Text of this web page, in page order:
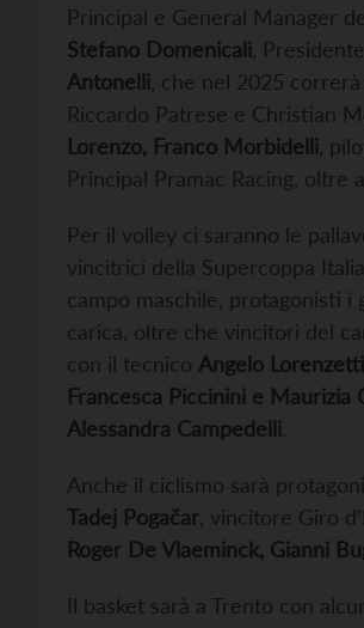
Principal e General Manager
Stefano Domenicali ,
Antonelli , che nel 2025
Riccardo Patrese e Christian
Lorenzo, Franco Morbidelli ,
Principal Pramac Racing, oltre
Per il volley ci saranno le
vincitrici della Supercoppa
campo maschile, protagonisti i
carica, oltre che vincitori del
con il tecnico Angelo Lorenzetti
Francesca Piccinini e Maurizia
Alessandra Campedelli.
Anche il ciclismo sarà
Tadej Pogačar , vincitore Giro
Roger De Vlaeminck, Gianni
Il basket sarà a Trento con